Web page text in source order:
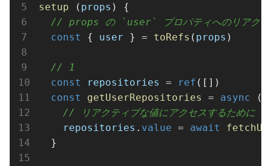
setup ( props ) {
// props の `user` プロパティへのリアクテ
const
{ user } = toRefs ( props )
// 1
const
repositories = ref ([])
const
getUserRepositories = async
// リアクティブな値にアクセスするた
repositories . value = await
  }